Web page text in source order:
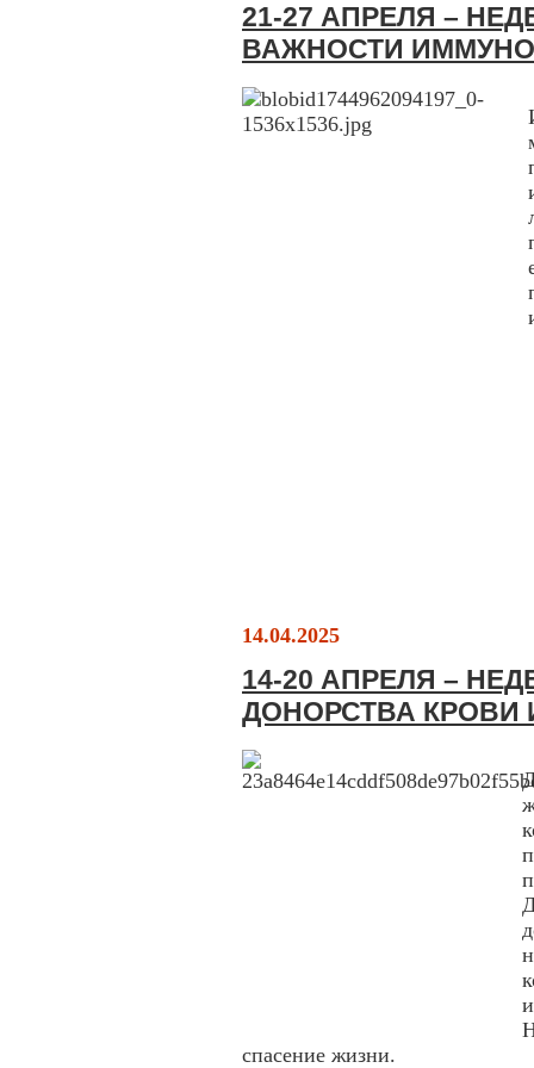
21-27 АПРЕЛЯ –
ВАЖНОСТИ
14.04.2025
14-20 АПРЕЛЯ –
ДОНОРСТВА КРОВИ
спасение жизни.